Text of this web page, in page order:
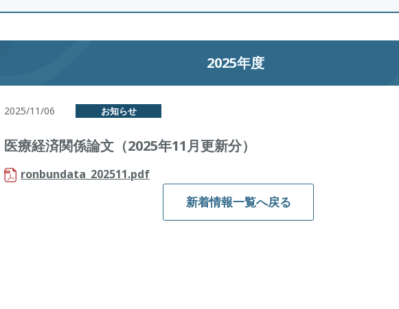
2025年度
2025/11/06 お知らせ
医療経済関係論文（2025年11月更新分）
ronbundata_202511.pdf
新着情報一覧へ戻る